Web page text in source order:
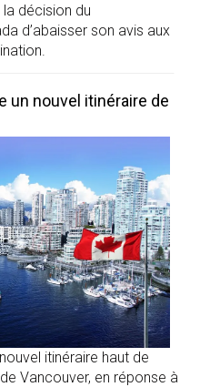
décision du
d’abaisser son avis aux
un nouvel itinéraire de
itinéraire haut de
Vancouver, en réponse à